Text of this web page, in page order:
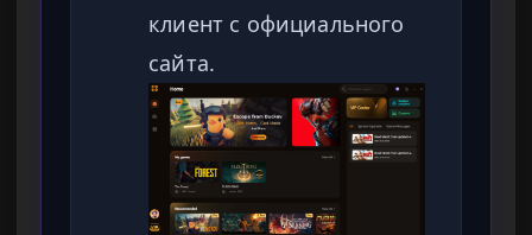
клиент с официального
сайта.